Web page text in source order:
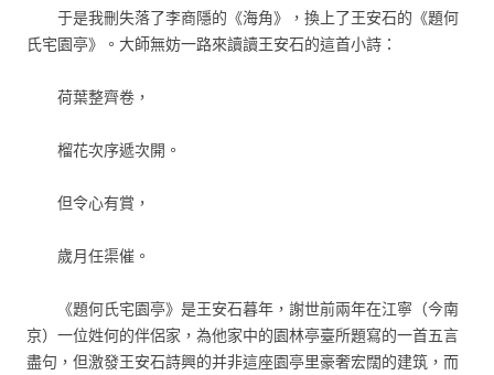
于是我刪失落了李商隱的《海角》，換上了王安石的《題何
氏宅園亭》。大師無妨一路來讀讀王安石的這首小詩：
荷葉整齊卷，
榴花次序遞次開。
但令心有賞，
歲月任渠催。
《題何氏宅園亭》是王安石暮年，謝世前兩年在江寧（今南
京）一位姓何的伴侶家，為他家中的園林亭臺所題寫的一首五言
盡句，但激發王安石詩興的并非這座園亭里豪奢宏闊的建筑，而